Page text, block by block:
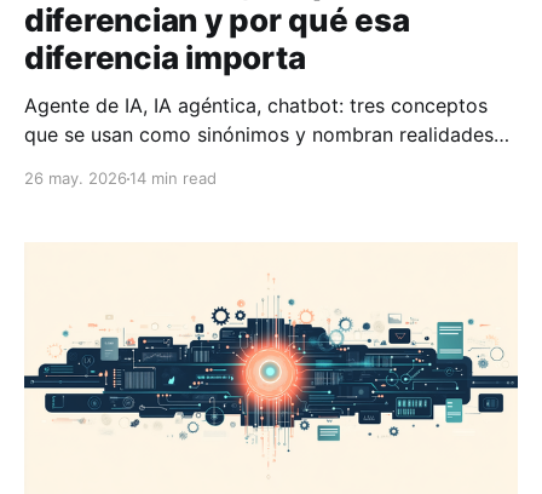
diferencian y por qué esa
diferencia importa
Agente de IA, IA agéntica, chatbot: tres conceptos
que se usan como sinónimos y nombran realidades
término, una taxonomía operativa y por qué la
26 may. 2026 14 min read